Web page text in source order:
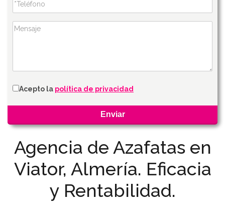
Agencia de Azafatas en
Viator, Almería. Eficacia
y Rentabilidad.
Acepto la política de privacidad